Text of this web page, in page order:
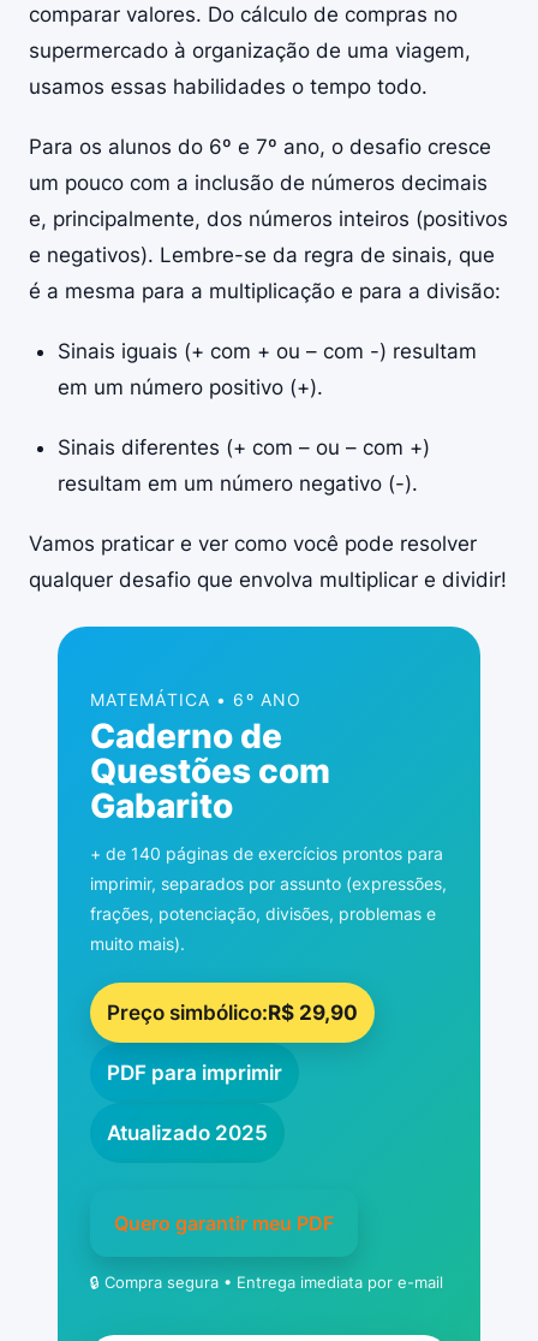
comparar valores. Do cálculo de compras no
supermercado à organização de uma viagem,
usamos essas habilidades o tempo todo.
Para os alunos do 6º e 7º ano, o desafio cresce
um pouco com a inclusão de números decimais
e, principalmente, dos números inteiros (positivos
e negativos). Lembre-se da regra de sinais, que
é a mesma para a multiplicação e para a divisão:
Sinais iguais (+ com + ou – com -) resultam
em um número positivo (+).
Sinais diferentes (+ com – ou – com +)
resultam em um número negativo (-).
Vamos praticar e ver como você pode resolver
qualquer desafio que envolva multiplicar e dividir!
MATEMÁTICA • 6º ANO
Caderno de
Questões com
Gabarito
+ de 140 páginas de exercícios prontos para
imprimir, separados por assunto (expressões,
frações, potenciação, divisões, problemas e
muito mais).
Preço simbólico:R$ 29,90
PDF para imprimir
Atualizado 2025
Quero garantir meu PDF
🔒 Compra segura • Entrega imediata por e-mail